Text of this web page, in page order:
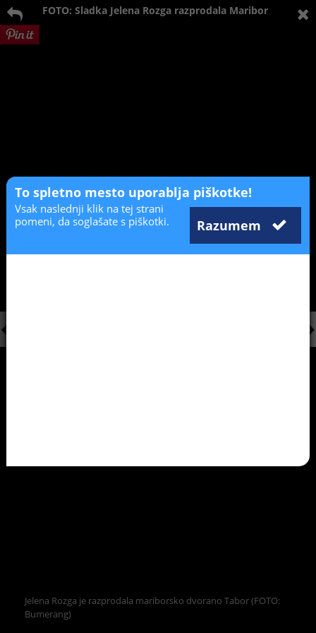
FOTO: Sladka Jelena Rozga razprodala Maribor
Jelena Rozga je razprodala mariborsko dvorano Tabor (FOTO:
Bumerang)
To spletno mesto uporablja piškotke!
Razumem
Vsak naslednji klik na tej strani
pomeni, da soglašate s piškotki.